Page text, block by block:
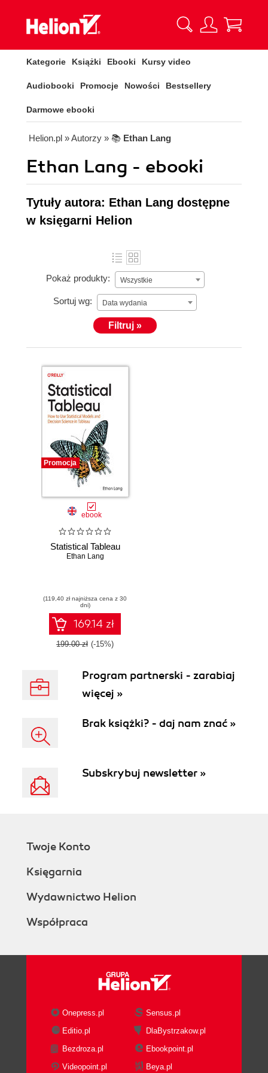
Kategorie Książki Ebooki Kursy video
Audiobooki Promocje Nowości Bestsellery
Darmowe ebooki
Helion.pl » Autorzy » 📚 Ethan Lang
Ethan Lang - ebooki
Tytuły autora: Ethan Lang dostępne
w księgarni Helion
Pokaż produkty: Wszystkie
Sortuj wg: Data wydania
Filtruj »
Promocja
ebook
Statistical Tableau
Ethan Lang
(119,40 zł najniższa cena z 30
dni)
169.14 zł
199.00 zł (-15%)
Program partnerski - zarabiaj
więcej »
Brak książki? - daj nam znać »
Subskrybuj newsletter »
Twoje Konto
Księgarnia
Wydawnictwo Helion
Współpraca
Onepress.pl
Sensus.pl
Editio.pl
DlaBystrzakow.pl
Bezdroza.pl
Ebookpoint.pl
Videopoint.pl
Beya.pl